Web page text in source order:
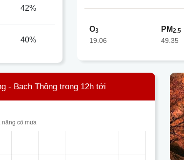
42%
40%
O3
19.06
PM2.5
49.35
- Bạch Thông trong 12h tới